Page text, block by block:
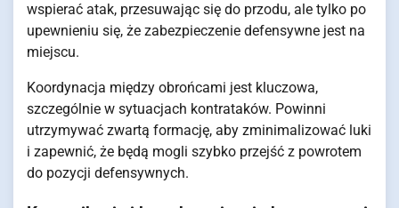
wspierać atak, przesuwając się do przodu, ale tylko po
upewnieniu się, że zabezpieczenie defensywne jest na
miejscu.
Koordynacja między obrońcami jest kluczowa,
szczególnie w sytuacjach kontrataków. Powinni
utrzymywać zwartą formację, aby zminimalizować luki
i zapewnić, że będą mogli szybko przejść z powrotem
do pozycji defensywnych.